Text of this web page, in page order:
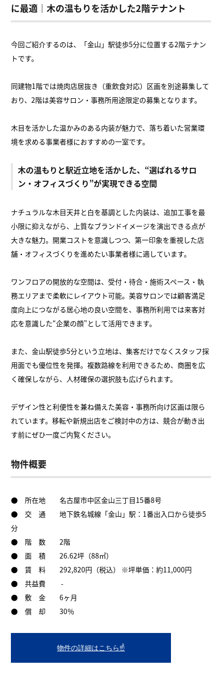
に最適｜木の温もりを活かした2階テナント
今回ご紹介するのは、「金山」駅徒歩5分に位置する2階テナン
トです。
同建物1階では焼肉店居抜き（重飲食対応）区画を別途募集して
おり、2階は美容サロン・事務所用途限定の募集となります。
木目を活かした温かみのある内装が魅力で、落ち着いた営業環
境を求める事業者様におすすめの一室です。
木の温もりと駅近立地を活かした、“選ばれるサロ
ン・オフィスづくり”が実現できる空間
ナチュラルな木目天井と白を基調とした内装は、追加工事を最
小限に抑えながら、上質なブランドイメージを演出できる点が
大きな魅力。開業コストを意識しつつ、第一印象を重視した店
舗・オフィスづくりを進めたい事業者様に適しています。
ワンフロアの開放的な空間は、受付・待合・施術スペース・執
務エリアまで柔軟にレイアウト可能。美容サロンでは顧客満足
度向上につながる居心地の良い空間を、事務所利用では来客対
応を意識した“企業の顔”として活用できます。
また、金山駅徒歩5分という立地は、集客だけでなくスタッフ採
用面でも優位性を発揮。複数路線を利用できるため、商圏を広
く確保しながら、人材確保の選択肢も広げられます。
デザイン性と利便性を兼ね備えた美容・事務所向け区画は限ら
れています。移転や新規出店をご検討中の方は、競合が動き出
す前にぜひ一度ご内覧ください。
物件概要
● 所在地 名古屋市中区金山三丁目15番8号
● 交 通 地下鉄名城線「金山」駅：1番出入口から徒歩5
分
● 階 数 2階
● 面 積 26.62坪（88㎡）
● 賃 料 292,820円（税込） ※坪単価：約11,000円
● 共益費 -
● 敷 金 6ヶ月
● 償 却 30％
物件の詳細はこちら☝